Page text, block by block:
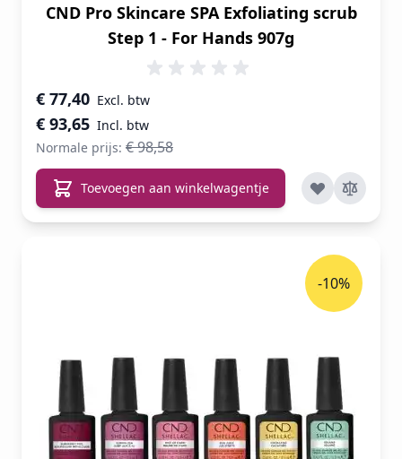
CND Pro Skincare SPA Exfoliating scrub
Step 1 - For Hands 907g
Speciale prijs
€ 93,65
€ 77,40
Normale prijs: € 98,58
Toevoegen aan winkelwagentje
-10%